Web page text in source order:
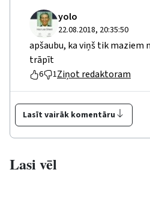
yolo
22.08.2018, 20:35:50
apšaubu, ka viņš tik maziem
trāpīt
6 1Ziņot redaktoram
Lasīt vairāk komentāru
Lasi vēl